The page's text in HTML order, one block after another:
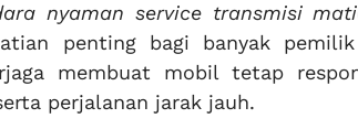
nyaman service transmisi
penting bagi banyak pemilik
membuat mobil tetap
perjalanan jarak jauh.